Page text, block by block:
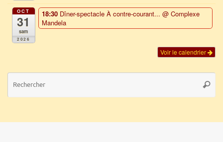
OCT
31
sam
2026
18:30 Dîner-spectacle À contre-courant... @ Complexe
Mandela
Voir le calendrier
: